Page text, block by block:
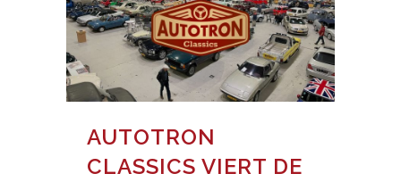
AUTOTRON
CLASSICS VIERT DE